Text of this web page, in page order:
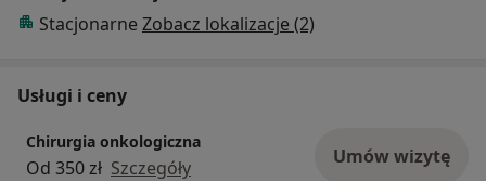
Stacjonarne Zobacz lokalizacje (2)
Usługi i ceny
Chirurgia onkologiczna
Od 350 zł Szczegóły Umów wizytę